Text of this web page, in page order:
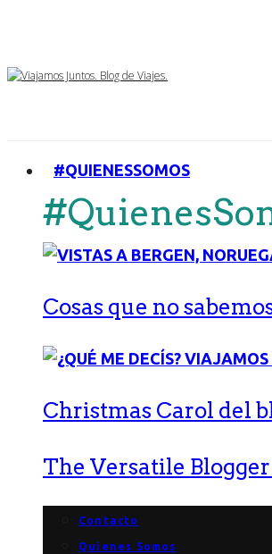
#QUIENESSOMOS
Cosas que no
Christmas Carol del
The Versatile
Contacto
Quienes Somos